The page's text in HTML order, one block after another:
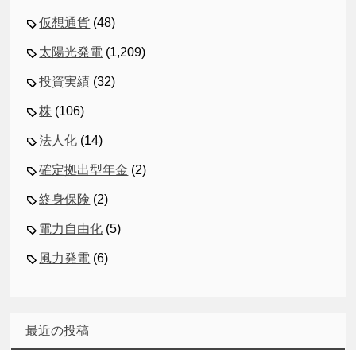
仮想通貨 (48)
太陽光発電 (1,209)
投資実績 (32)
株 (106)
法人化 (14)
確定拠出型年金 (2)
終身保険 (2)
電力自由化 (5)
風力発電 (6)
最近の投稿